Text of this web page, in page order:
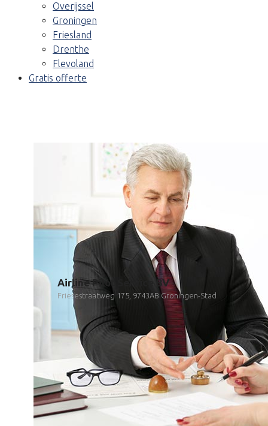
Overijssel
Groningen
Friesland
Drenthe
Flevoland
Gratis offerte
Airline Pilot Service BV
Friesestraatweg 175, 9743AB Groningen-Stad